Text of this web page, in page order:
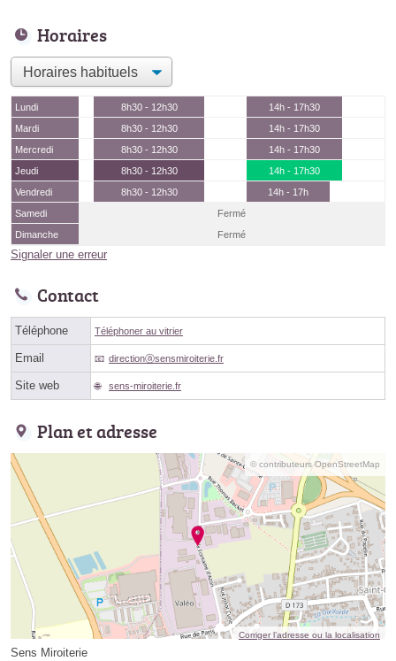
Horaires
Lundi 8h30 - 12h30
14h - 17h30
Mardi
8h30 - 12h30
14h - 17h30
Mercredi
8h30 - 12h30
14h - 17h30
Jeudi
8h30 - 12h30
14h - 17h30
Vendredi
8h30 - 12h30
14h - 17h
Samedi
Fermé
Dimanche
Fermé
Signaler une erreur
Contact
Téléphone Téléphoner au vitrier
Email directionⓐsensmiroiterie.fr
Site web sens-miroiterie.fr
Plan et adresse
© contributeurs OpenStreetMap
Corriger l’adresse ou la localisation
Sens Miroiterie